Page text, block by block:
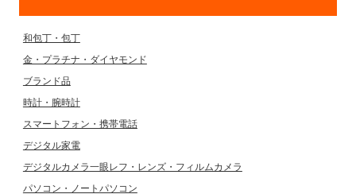
和包丁・包丁
金・プラチナ・ダイヤモンド
ブランド品
時計・腕時計
スマートフォン・携帯電話
デジタル家電
デジタルカメラ一眼レフ・レンズ・フィルムカメラ
パソコン・ノートパソコン